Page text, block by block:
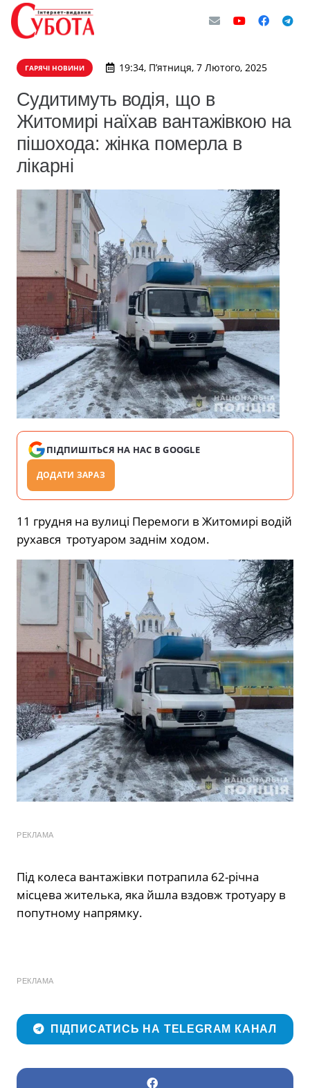
ГАРЯЧІ НОВИНИ 19:34, П’ятниця, 7 Лютого, 2025
Судитимуть водія, що в
Житомирі наїхав вантажівкою на
пішохода: жінка померла в
лікарні
ПІДПИШІТЬСЯ НА НАС В GOOGLE
ДОДАТИ ЗАРАЗ
11 грудня на вулиці Перемоги в Житомирі водій
рухався тротуаром заднім ходом.
РЕКЛАМА
Під колеса вантажівки потрапила 62-річна
місцева жителька, яка йшла вздовж тротуару в
попутному напрямку.
РЕКЛАМА
ПІДПИСАТИСЬ НА TELEGRAM КАНАЛ